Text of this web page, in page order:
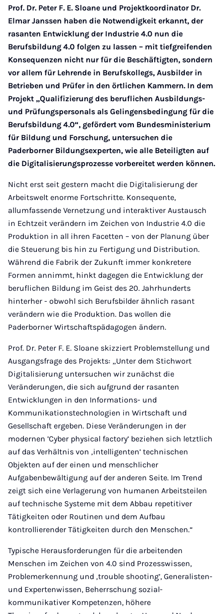
Prof. Dr. Peter F. E. Sloane und Projektkoordinator Dr.
Elmar Janssen haben die Notwendigkeit erkannt, der
rasanten Entwicklung der Industrie 4.0 nun die
Berufsbildung 4.0 folgen zu lassen – mit tiefgreifenden
Konsequenzen nicht nur für die Beschäftigten, sondern
vor allem für Lehrende in Berufskollegs, Ausbilder in
Betrieben und Prüfer in den örtlichen Kammern. In dem
Projekt „Qualifizierung des beruflichen Ausbildungs-
und Prüfungspersonals als Gelingensbedingung für die
Berufsbildung 4.0“, gefördert vom Bundesministerium
für Bildung und Forschung, untersuchen die
Paderborner Bildungsexperten, wie alle Beteiligten auf
die Digitalisierungsprozesse vorbereitet werden können.
Nicht erst seit gestern macht die Digitalisierung der
Arbeitswelt enorme Fortschritte. Konsequente,
allumfassende Vernetzung und interaktiver Austausch
in Echtzeit verändern im Zeichen von Industrie 4.0 die
Produktion in all ihren Facetten – von der Planung über
die Steuerung bis hin zu Fertigung und Distribution.
Während die Fabrik der Zukunft immer konkretere
Formen annimmt, hinkt dagegen die Entwicklung der
beruflichen Bildung im Geist des 20. Jahrhunderts
hinterher - obwohl sich Berufsbilder ähnlich rasant
verändern wie die Produktion. Das wollen die
Paderborner Wirtschaftspädagogen ändern.
Prof. Dr. Peter F. E. Sloane skizziert Problemstellung und
Ausgangsfrage des Projekts: „Unter dem Stichwort
Digitalisierung untersuchen wir zunächst die
Veränderungen, die sich aufgrund der rasanten
Entwicklungen in den Informations- und
Kommunikationstechnologien in Wirtschaft und
Gesellschaft ergeben. Diese Veränderungen in der
modernen ’Cyber physical factory’ beziehen sich letztlich
auf das Verhältnis von ‚intelligenten’ technischen
Objekten auf der einen und menschlicher
Aufgabenbewältigung auf der anderen Seite. Im Trend
zeigt sich eine Verlagerung von humanen Arbeitsteilen
auf technische Systeme mit dem Abbau repetitiver
Tätigkeiten oder Routinen und dem Aufbau
kontrollierender Tätigkeiten durch den Menschen.“
Typische Herausforderungen für die arbeitenden
Menschen im Zeichen von 4.0 sind Prozesswissen,
Problemerkennung und ‚trouble shooting’, Generalisten-
und Expertenwissen, Beherrschung sozial-
kommunikativer Kompetenzen, höhere